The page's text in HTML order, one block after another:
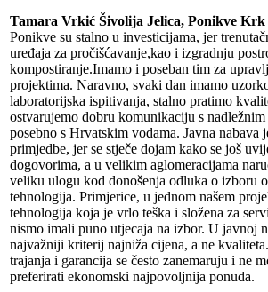
Tamara Vrkić Šivolija Jelica, Ponikve Krk
Ponikve su stalno u investicijama, jer
uređaja za pročišćavanje,kao i izgradnju
kompostiranje.Imamo i poseban tim za
projektima. Naravno, svaki dan imamo
laboratorijska ispitivanja, stalno pratimo
ostvarujemo dobru komunikaciju s
posebno s Hrvatskim vodama. Javna nabava
primjedbe, jer se stječe dojam kako se još
dogovorima, a u velikim aglomeracijama
veliku ulogu kod donošenja odluka o izboru
tehnologija. Primjerice, u jednom našem
tehnologija koja je vrlo teška i složena za
nismo imali puno utjecaja na izbor. U javnoj
najvažniji kriterij najniža cijena, a ne
trajanja i garancija se često zanemaruju i ne
preferirati ekonomski najpovoljnija ponuda.